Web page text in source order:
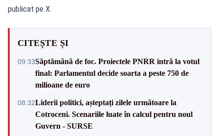
publicat pe X.
CITEȘTE ȘI
09:33Săptămână de foc. Proiectele PNRR intră la votul
final: Parlamentul decide soarta a peste 750 de
milioane de euro
08:32Liderii politici, așteptați zilele următoare la
Cotroceni. Scenariile luate în calcul pentru noul
Guvern - SURSE